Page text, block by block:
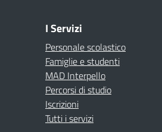
I Servizi
Personale scolastico
Famiglie e studenti
MAD Interpello
Percorsi di studio
Iscrizioni
Tutti i servizi